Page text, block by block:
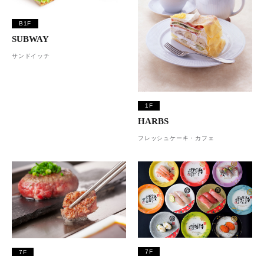
B1F
SUBWAY
サンドイッチ
1F
HARBS
フレッシュケーキ・カフェ
7F 7F